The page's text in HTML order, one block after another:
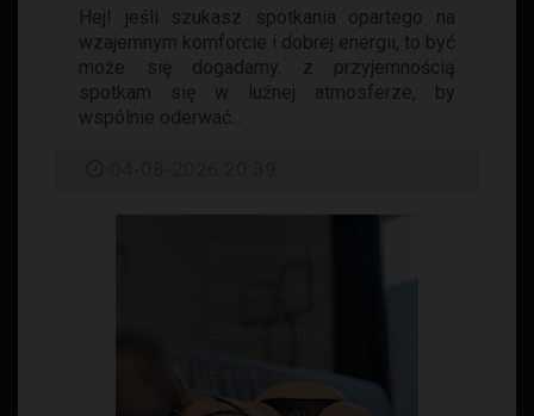
Hej! jeśli szukasz spotkania opartego na
wzajemnym komforcie i dobrej energii, to być
może się dogadamy. z przyjemnością
spotkam się w luźnej atmosferze, by
wspólnie oderwać...